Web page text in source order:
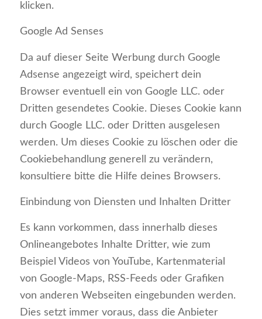
klicken.
Google Ad Senses
Da auf dieser Seite Werbung durch Google
Adsense angezeigt wird, speichert dein
Browser eventuell ein von Google LLC. oder
Dritten gesendetes Cookie. Dieses Cookie kann
durch Google LLC. oder Dritten ausgelesen
werden. Um dieses Cookie zu löschen oder die
Cookiebehandlung generell zu verändern,
konsultiere bitte die Hilfe deines Browsers.
Einbindung von Diensten und Inhalten Dritter
Es kann vorkommen, dass innerhalb dieses
Onlineangebotes Inhalte Dritter, wie zum
Beispiel Videos von YouTube, Kartenmaterial
von Google-Maps, RSS-Feeds oder Grafiken
von anderen Webseiten eingebunden werden.
Dies setzt immer voraus, dass die Anbieter